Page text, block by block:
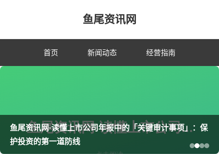
鱼尾资讯网
首页 新闻动态 经营指南
鱼尾资讯网·读懂上市公司年报中的「关键审计事项」：保
护投资的第一道防线